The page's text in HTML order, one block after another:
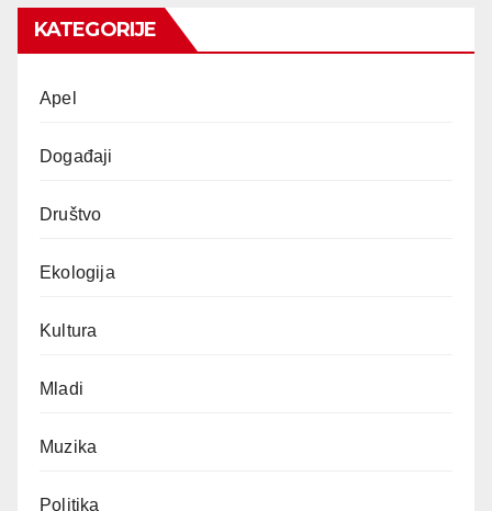
KATEGORIJE
Apel
Događaji
Društvo
Ekologija
Kultura
Mladi
Muzika
Politika